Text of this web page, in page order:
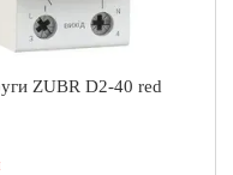
ZUBR D2-40 red